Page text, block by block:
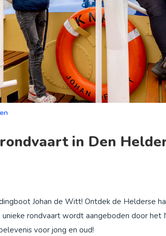
in Den
Johan de Witt! Ontdek de Helderse
rondvaart wordt aangeboden door het
voor jong en oud!